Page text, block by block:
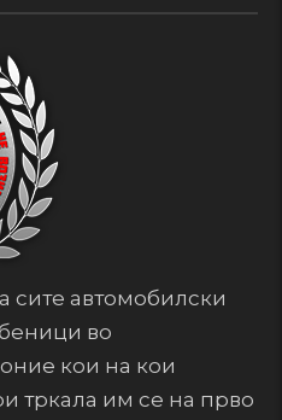
сите автомобилски
во
кои на кои
тркала им се на прво